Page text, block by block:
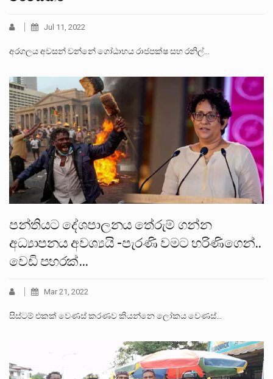
Jul 11, 2022
අරගලය අවසන් වන්නේ ගෝඨාභය රාජපක්ෂ සහ රනිල්…
පන්තියට දේශපාලනය තේරුම් ගන්න
අධ්‍යාපනය අවශ්‍යයි -පැරණි වමට හරිණිගෙන්..
වෙඩි පහරක්…
Mar 21, 2022
සිස්ටම් එකක් වෙණස් කරණව කියන්නෙ ලෝකය වෙණස්…